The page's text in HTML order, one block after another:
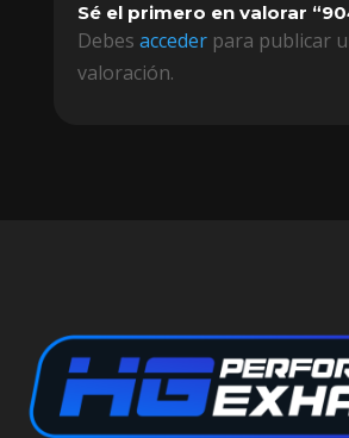
Sé el primero en valorar
Debes accederpara publicar
valoración.